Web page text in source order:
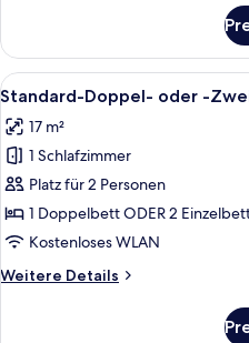
Doppelzimmer,
Queen-
Alle
Fotos
für
Standard-
Doppel-
oder
-
anzeigen
12
Standard-Doppel- oder -
17 m²
1 Schlafzimmer
Platz für 2 Personen
1 Doppelbett ODER 2
Kostenloses WLAN
Weitere Details
Weitere